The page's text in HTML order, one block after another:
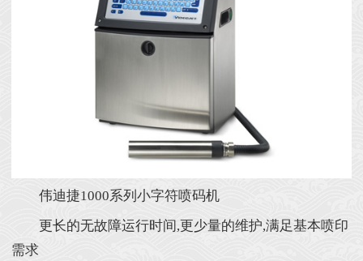
伟迪捷1000系列小字符喷码机
更长的无故障运行时间,更少量的维护,满足基本喷印
需求